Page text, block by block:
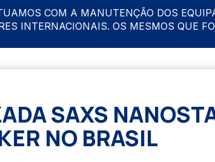
COM A MANUTENÇÃO DOS
INTERNACIONAIS. OS MESMOS QUE
SAXS
NO BRASIL